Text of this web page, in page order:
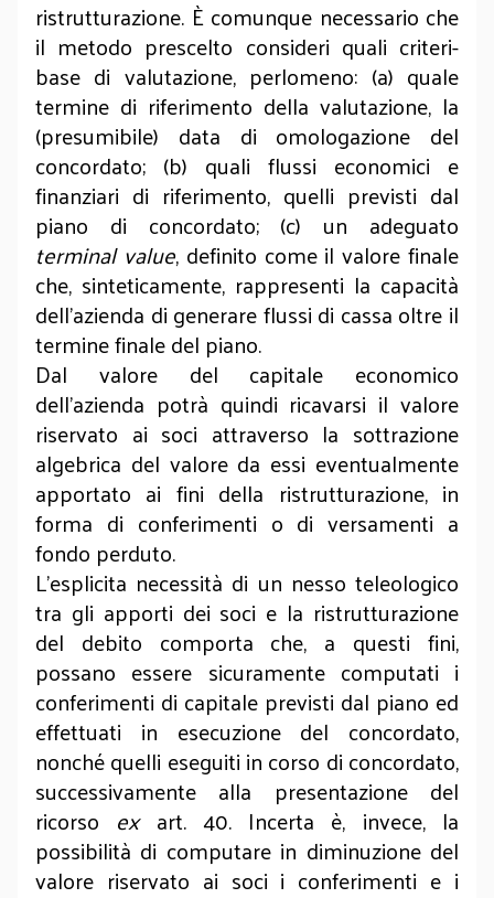
ristrutturazione. È comunque necessario che
il metodo prescelto consideri quali criteri-
base di valutazione, perlomeno: (a) quale
termine di riferimento della valutazione, la
(presumibile) data di omologazione del
concordato; (b) quali flussi economici e
finanziari di riferimento, quelli previsti dal
piano di concordato; (c) un adeguato
terminal value, definito come il valore finale
che, sinteticamente, rappresenti la capacità
dell'azienda di generare flussi di cassa oltre il
termine finale del piano.
Dal valore del capitale economico
dell’azienda potrà quindi ricavarsi il valore
riservato ai soci attraverso la sottrazione
algebrica del valore da essi eventualmente
apportato ai fini della ristrutturazione, in
forma di conferimenti o di versamenti a
fondo perduto.
L’esplicita necessità di un nesso teleologico
tra gli apporti dei soci e la ristrutturazione
del debito comporta che, a questi fini,
possano essere sicuramente computati i
conferimenti di capitale previsti dal piano ed
effettuati in esecuzione del concordato,
nonché quelli eseguiti in corso di concordato,
successivamente alla presentazione del
ricorso exart. 40. Incerta è, invece, la
possibilità di computare in diminuzione del
valore riservato ai soci i conferimenti e i